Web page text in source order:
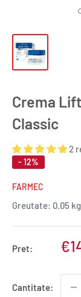
Crema
Classic
2
- 12%
FARMEC
Greutate: 0.05 kg
Pret:
Cantitate: